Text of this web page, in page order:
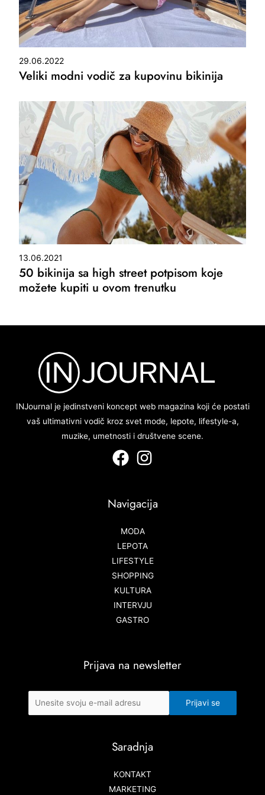
29.06.2022
Veliki modni vodič za kupovinu bikinija
13.06.2021
50 bikinija sa high street potpisom koje
možete kupiti u ovom trenutku
INJournal je jedinstveni koncept web magazina koji će postati
vaš ultimativni vodič kroz svet mode, lepote, lifestyle-a,
muzike, umetnosti i društvene scene.
Navigacija
MODA
LEPOTA
LIFESTYLE
SHOPPING
KULTURA
INTERVJU
GASTRO
Prijava na newsletter
Saradnja
KONTAKT
MARKETING